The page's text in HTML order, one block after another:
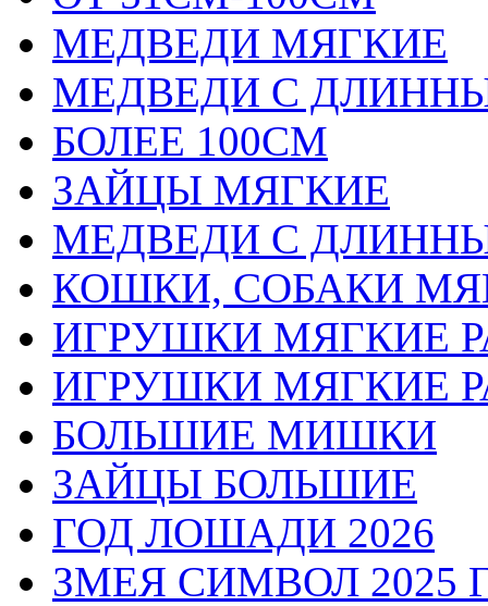
МЕДВЕДИ МЯГКИЕ
МЕДВЕДИ С
БОЛЕЕ 100СМ
ЗАЙЦЫ МЯГКИЕ
МЕДВЕДИ С
КОШКИ, СОБАКИ
ИГРУШКИ МЯГКИЕ
ИГРУШКИ МЯГКИЕ
БОЛЬШИЕ МИШКИ
ЗАЙЦЫ БОЛЬШИЕ
ГОД ЛОШАДИ 2026
ЗМЕЯ СИМВОЛ 2025